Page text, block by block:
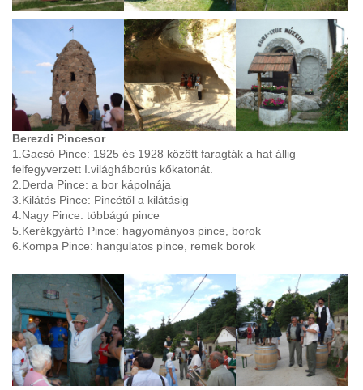
Berezdi Pincesor
1.Gacsó Pince: 1925 és 1928 között faragták a hat állig
felfegyverzett I.világháborús kőkatonát.
2.Derda Pince: a bor kápolnája
3.Kilátós Pince: Pincétől a kilátásig
4.Nagy Pince: többágú pince
5.Kerékgyártó Pince: hagyományos pince, borok
6.Kompa Pince: hangulatos pince, remek borok